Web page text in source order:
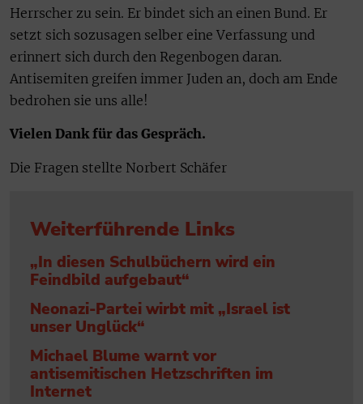
Herrscher zu sein. Er bindet sich an einen Bund. Er
setzt sich sozusagen selber eine Verfassung und
erinnert sich durch den Regenbogen daran.
Antisemiten greifen immer Juden an, doch am Ende
bedrohen sie uns alle!
Vielen Dank für das Gespräch.
Die Fragen stellte Norbert Schäfer
Weiterführende Links
„In diesen Schulbüchern wird ein
Feindbild aufgebaut“
Neonazi-Partei wirbt mit „Israel ist
unser Unglück“
Michael Blume warnt vor
antisemitischen Hetzschriften im
Internet